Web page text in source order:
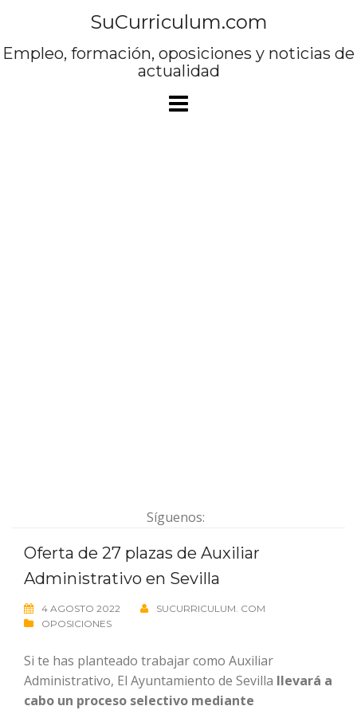
contenido
SuCurriculum.com
Empleo, formación, oposiciones y noticias de
actualidad
Síguenos:
Oferta de 27 plazas de Auxiliar
Administrativo en Sevilla
4 AGOSTO 2022
SUCURRICULUM. COM
OPOSICIONES
Si te has planteado trabajar como Auxiliar
Administrativo, El Ayuntamiento de Sevilla llevará a
cabo un proceso selectivo mediante